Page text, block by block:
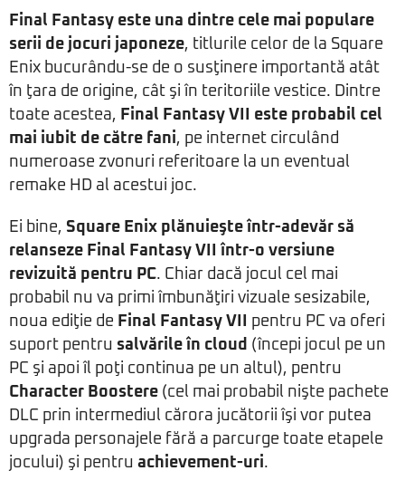
Final Fantasy este una dintre cele mai populare
serii de jocuri japoneze, titlurile celor de la Square
Enix bucurându-se de o susţinere importantă atât
în ţara de origine, cât şi în teritoriile vestice. Dintre
toate acestea, Final Fantasy VII este probabil cel
mai iubit de către fani, pe internet circulând
numeroase zvonuri referitoare la un eventual
remake HD al acestui joc.
Ei bine, Square Enix plănuieşte într-adevăr să
relanseze Final Fantasy VII într-o versiune
revizuită pentru PC. Chiar dacă jocul cel mai
probabil nu va primi îmbunăţiri vizuale sesizabile,
noua ediţie de Final Fantasy VII
pentru PC va oferi
suport pentru salvările în cloud (începi jocul pe un
PC şi apoi îl poţi continua pe un altul), pentru
Character Boostere (cel mai probabil nişte pachete
DLC prin intermediul cărora jucătorii îşi vor putea
upgrada personajele fără a parcurge toate etapele
jocului) şi pentru achievement-uri.